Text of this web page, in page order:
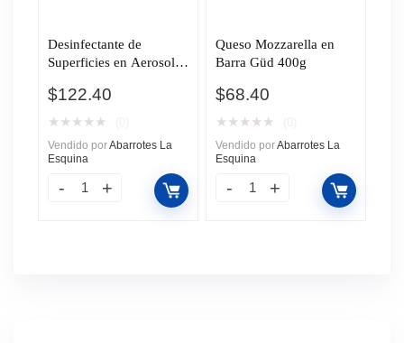
Desinfectante de
Superficies en Aerosol
Campestre 400ml
$122.40
★ ★ ★ ★ ★
Vendido porAbarrotes La
Esquina
Queso Mozzarella en
Barra Güd 400g
$68.40
★ ★ ★ ★ ★
Vendido porAbarrotes La
Esquina